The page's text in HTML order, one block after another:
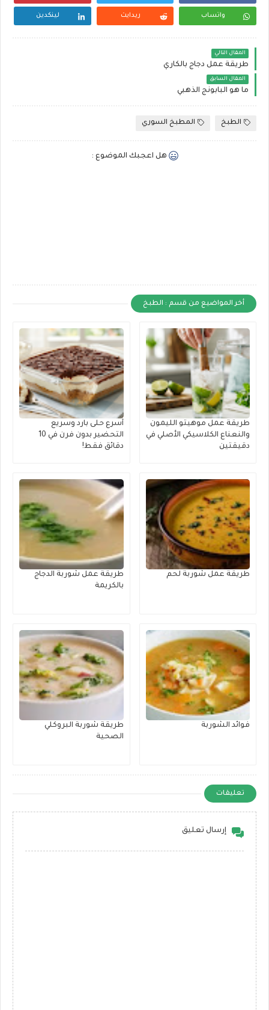
واتساب ريدايت لينكدين
المقال التالي
طريقة عمل دجاج بالكاري
المقال السابق
ما هو البابونج الذهبي
الطبخ المطبخ السوري
هل اعجبك الموضوع :
أخر المواضيع من قسم : الطبخ
طريقة عمل موهيتو الليمون
والنعناع الكلاسيكي الأصلي في
دقيقتين
أسرع حلى بارد وسريع
التحضير بدون فرن في 10
دقائق فقط!
طريقة عمل شوربة لحم
طريقة عمل شوربة الدجاج
بالكريمة
فوائد الشوربة
طريقة شوربة البروكلي
الصحية
تعليقات
إرسال تعليق